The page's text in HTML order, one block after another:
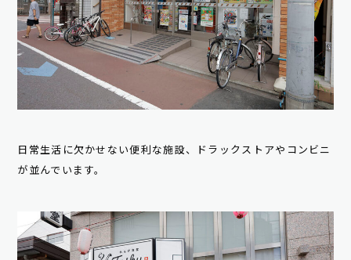
日常生活に欠かせない便利な施設、ドラックストアやコンビニ
が並んでいます。